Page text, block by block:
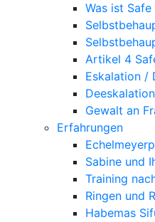
Was ist
Artikel 4
Eskalation /
Gewalt an
Erfahrungen
Sabine und
Training
Ringen und
Habemas